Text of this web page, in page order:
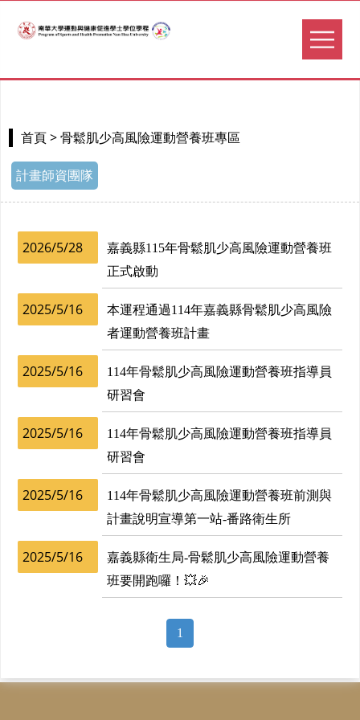
首頁 > 骨鬆肌少高風險運動營養班專區
計畫師資團隊
2026/5/28
嘉義縣115年骨鬆肌少高風險運動營養班
正式啟動
2025/5/16
本運程通過114年嘉義縣骨鬆肌少高風險
者運動營養班計畫
2025/5/16
114年骨鬆肌少高風險運動營養班指導員
研習會
2025/5/16
114年骨鬆肌少高風險運動營養班指導員
研習會
2025/5/16
114年骨鬆肌少高風險運動營養班前測與
計畫說明宣導第一站-番路衛生所
2025/5/16
嘉義縣衛生局-骨鬆肌少高風險運動營養
班要開跑囉！💥🎉
1